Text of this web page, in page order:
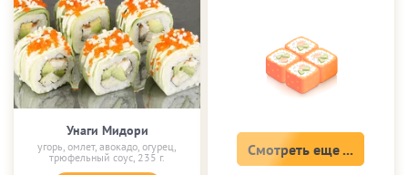
Унаги Мидори
угорь, омлет, авокадо, огурец,
трюфельный соус, 235 г.
Смотреть еще ...